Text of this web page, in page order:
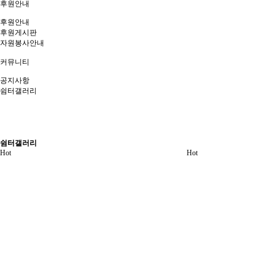
후원안내
후원안내
후원게시판
자원봉사안내
커뮤니티
공지사항
쉼터갤러리
쉼터갤러리
Hot
Hot